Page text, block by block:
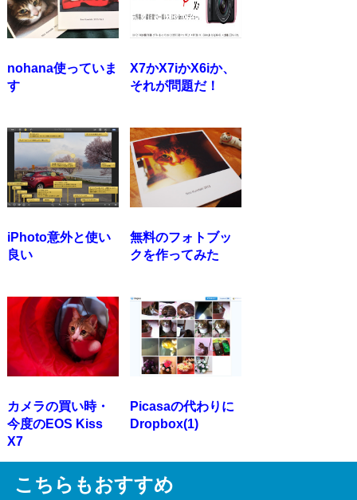
nohana使っていま
す
X7かX7iかX6iか、
それが問題だ！
iPhoto意外と使い
良い
無料のフォトブッ
クを作ってみた
カメラの買い時・
今度のEOS Kiss
X7
Picasaの代わりに
Dropbox(1)
こちらもおすすめ